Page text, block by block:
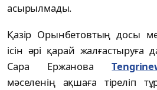
асырылмады.
Қазір Орынбетовтың досы
ісін әрі қарай жалғастыруға
Сара Ержанова
мәселенің ақшаға тіреліп